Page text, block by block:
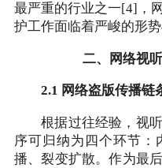
最严重的行业之一[4]，
护工作面临着严峻的形势
二、网络视
2.1 网络盗版传播链
根据过往经验，视听
序可归纳为四个环节：
播、裂变扩散。作为最